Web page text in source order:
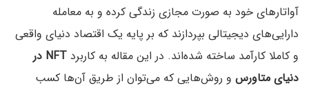
آواتارهای خود به صورت مجازی زندگی کرده و به معامله
دارایی‌های دیجیتالی بپردازند که بر پایه یک اقتصاد دنیای واقعی
و کاملا کار‌آمد ساخته شده‌اند. در این مقاله به کاربرد
NFT در
دنیای متاورس و روش‌هایی که می‌توان از طریق آن‌ها کسب